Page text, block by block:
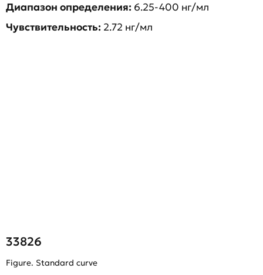
Диапазон определения: 6.25-400 нг/мл
Чувствительность: 2.72 нг/мл
33826
Figure. Standard curve